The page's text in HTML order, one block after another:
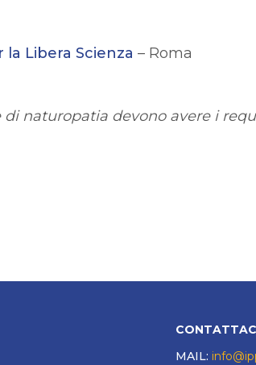
Libera Scienza – Roma
naturopatia devono avere i
MAIL: